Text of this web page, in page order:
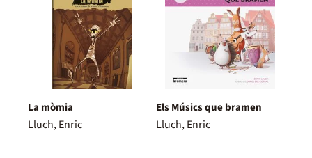
La mòmia
Lluch, Enric
Els Músics que bramen
Lluch, Enric